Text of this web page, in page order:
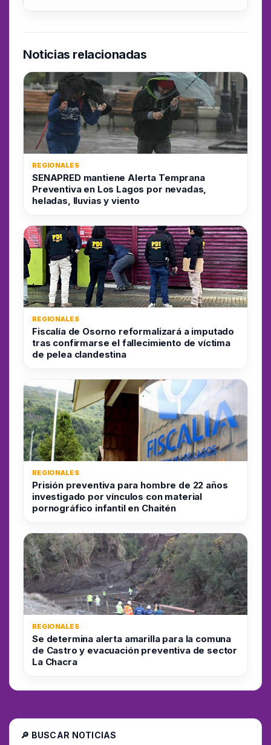
Noticias relacionadas
REGIONALES
SENAPRED mantiene Alerta Temprana
Preventiva en Los Lagos por nevadas,
heladas, lluvias y viento
REGIONALES
Fiscalía de Osorno reformalizará a imputado
tras confirmarse el fallecimiento de víctima
de pelea clandestina
REGIONALES
Prisión preventiva para hombre de 22 años
investigado por vínculos con material
pornográfico infantil en Chaitén
REGIONALES
Se determina alerta amarilla para la comuna
de Castro y evacuación preventiva de sector
La Chacra
🔎 BUSCAR NOTICIAS